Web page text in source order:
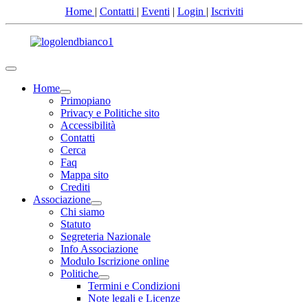
Home | Contatti | Eventi | Login | Iscriviti
Home
Primopiano
Privacy e Politiche sito
Accessibilità
Contatti
Cerca
Faq
Mappa sito
Crediti
Associazione
Chi siamo
Statuto
Segreteria Nazionale
Info Associazione
Modulo Iscrizione online
Politiche
Termini e Condizioni
Note legali e Licenze